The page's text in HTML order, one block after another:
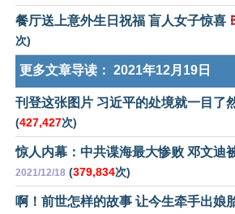
餐厅送上意外生日祝福 盲人女子惊喜
次)
更多文章导读： 2021年12月19日
刊登这张图片 习近平的处境就一目了
(427,427次)
惊人内幕：中共谍海最大惨败 邓文迪
2021/12/18 (379,834次)
啊！前世怎样的故事 让今生牵手出娘